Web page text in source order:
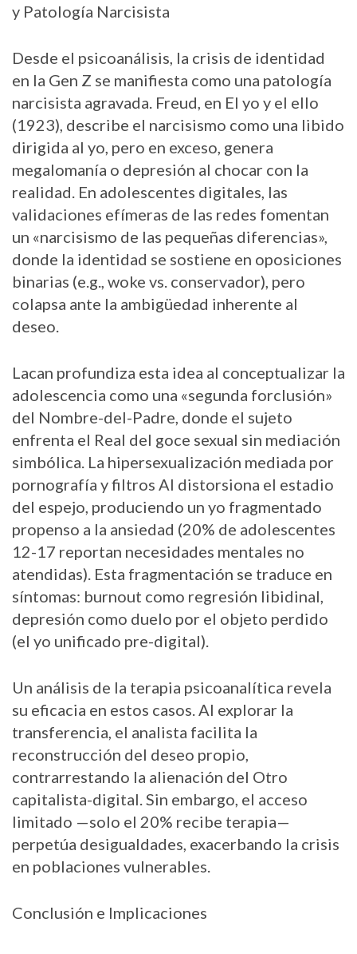
y Patología Narcisista
Desde el psicoanálisis, la crisis de identidad
en la Gen Z se manifiesta como una patología
narcisista agravada. Freud, en El yo y el ello
(1923), describe el narcisismo como una libido
dirigida al yo, pero en exceso, genera
megalomanía o depresión al chocar con la
realidad. En adolescentes digitales, las
validaciones efímeras de las redes fomentan
un «narcisismo de las pequeñas diferencias»,
donde la identidad se sostiene en oposiciones
binarias (e.g., woke vs. conservador), pero
colapsa ante la ambigüedad inherente al
deseo.
Lacan profundiza esta idea al conceptualizar la
adolescencia como una «segunda forclusión»
del Nombre-del-Padre, donde el sujeto
enfrenta el Real del goce sexual sin mediación
simbólica. La hipersexualización mediada por
pornografía y filtros AI distorsiona el estadio
del espejo, produciendo un yo fragmentado
propenso a la ansiedad (20% de adolescentes
12-17 reportan necesidades mentales no
atendidas). Esta fragmentación se traduce en
síntomas: burnout como regresión libidinal,
depresión como duelo por el objeto perdido
(el yo unificado pre-digital).
Un análisis de la terapia psicoanalítica revela
su eficacia en estos casos. Al explorar la
transferencia, el analista facilita la
reconstrucción del deseo propio,
contrarrestando la alienación del Otro
capitalista-digital. Sin embargo, el acceso
limitado —solo el 20% recibe terapia—
perpetúa desigualdades, exacerbando la crisis
en poblaciones vulnerables.
Conclusión e Implicaciones